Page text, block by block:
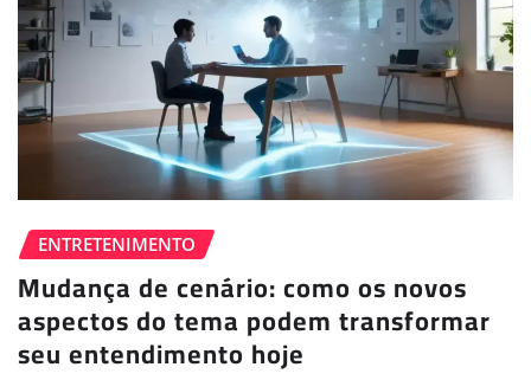
ENTRETENIMENTO
Mudança de cenário: como os novos
aspectos do tema podem transformar
seu entendimento hoje